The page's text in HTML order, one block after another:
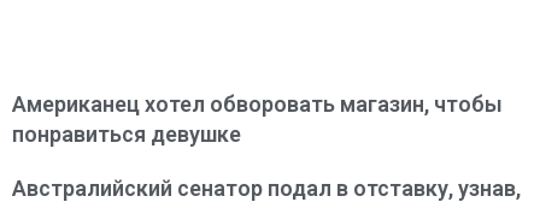
Американец хотел обворовать магазин, чтобы
понравиться девушке
Австралийский сенатор подал в отставку, узнав,